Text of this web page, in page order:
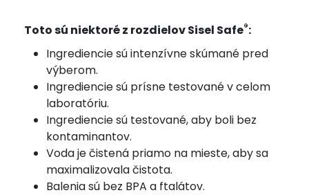
Toto sú niektoré z rozdielov Sisel Safe®:
Ingrediencie sú intenzívne skúmané pred
výberom.
Ingrediencie sú prísne testované v celom
laboratóriu.
Ingrediencie sú testované, aby boli bez
kontaminantov.
Voda je čistená priamo na mieste, aby sa
maximalizovala čistota.
Balenia sú bez BPA a ftalátov.